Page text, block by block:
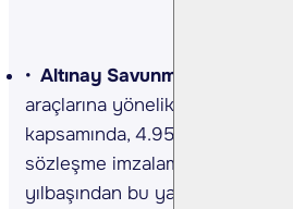
Altınay Savunma <ALTNY TI>
araçlarına yönelik yardımcı alt
kapsamında, 4.95mn ABD
sözleşme imzalamıştır.
yılbaşından bu yana